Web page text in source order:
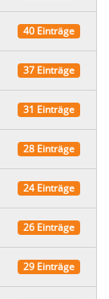
40 Einträge
37 Einträge
31 Einträge
28 Einträge
24 Einträge
26 Einträge
29 Einträge